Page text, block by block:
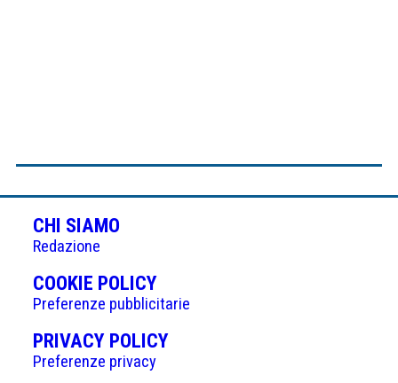
CHI SIAMO
Redazione
COOKIE POLICY(APRE
IN
UNA
NUOVA
Preferenze pubblicitarie
PRIVACY POLICY(APRE
Preferenze privacy